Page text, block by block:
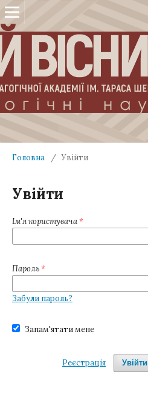
Головна / Увійти
Увійти
Ім'я користувача*
Пароль*
Забули пароль?
Запам'ятати мене
Увійти
Реєстрація